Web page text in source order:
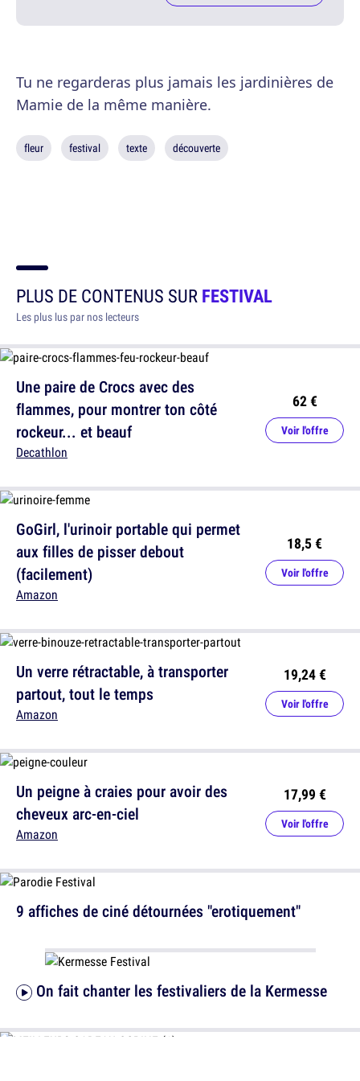
Tu ne regarderas plus jamais les jardinières de
Mamie de la même manière.
fleur festival texte découverte
PLUS DE CONTENUS SURFESTIVAL
Les plus lus par nos lecteurs
Une paire de Crocs avec des
flammes, pour montrer ton côté
rockeur... et beauf
Decathlon
62 €
Voir l'offre
Un verre rétractable, à transporter
partout, tout le temps
Amazon
19,24 €
Voir l'offre
9 affiches de ciné détournées "erotiquement"
GoGirl, l'urinoir portable qui permet
aux filles de pisser debout
(facilement)
Amazon
18,5 €
Voir l'offre
Un peigne à craies pour avoir des
cheveux arc-en-ciel
Amazon
17,99 €
Voir l'offre
On fait chanter les festivaliers de la Kermesse